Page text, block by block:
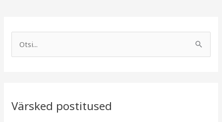
c
Värsked postitused
g